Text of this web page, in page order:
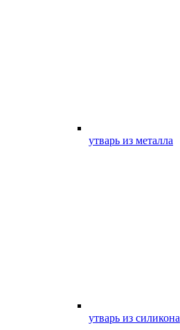
утварь из металла
утварь из силикона